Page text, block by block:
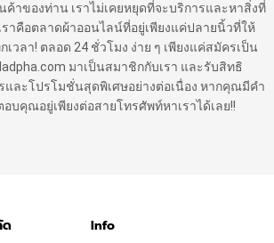
ค้าของท่าน เราไม่เคยหยุดที่จะบริการและหาสิ่งที่
าคือตลาดผ้าออนไลน์ที่อยู่เพียงแค่ปลายนิ้วที่ให้
วลา! ตลอด 24 ชั่วโมง ง่าย ๆ เพียงแค่สมัครเป็น
มาเป็นสมาชิกกับเรา และรับสิทธิ
และโปรโมชั่นสุดพิเศษอย่างต่อเนื่อง หากคุณมีคำ
อบคุณอยู่เพียงต่อสายโทรศัพท์หาเราได้เลย!!
ด Info